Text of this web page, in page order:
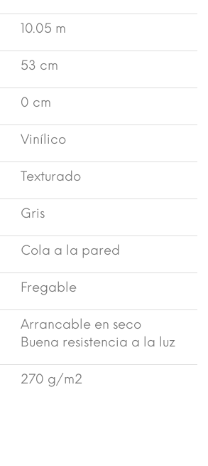
10.05 m
53 cm
0 cm
Vinílico
Texturado
Gris
Cola a la pared
Fregable
Arrancable en seco
Buena resistencia a la luz
270 g/m2